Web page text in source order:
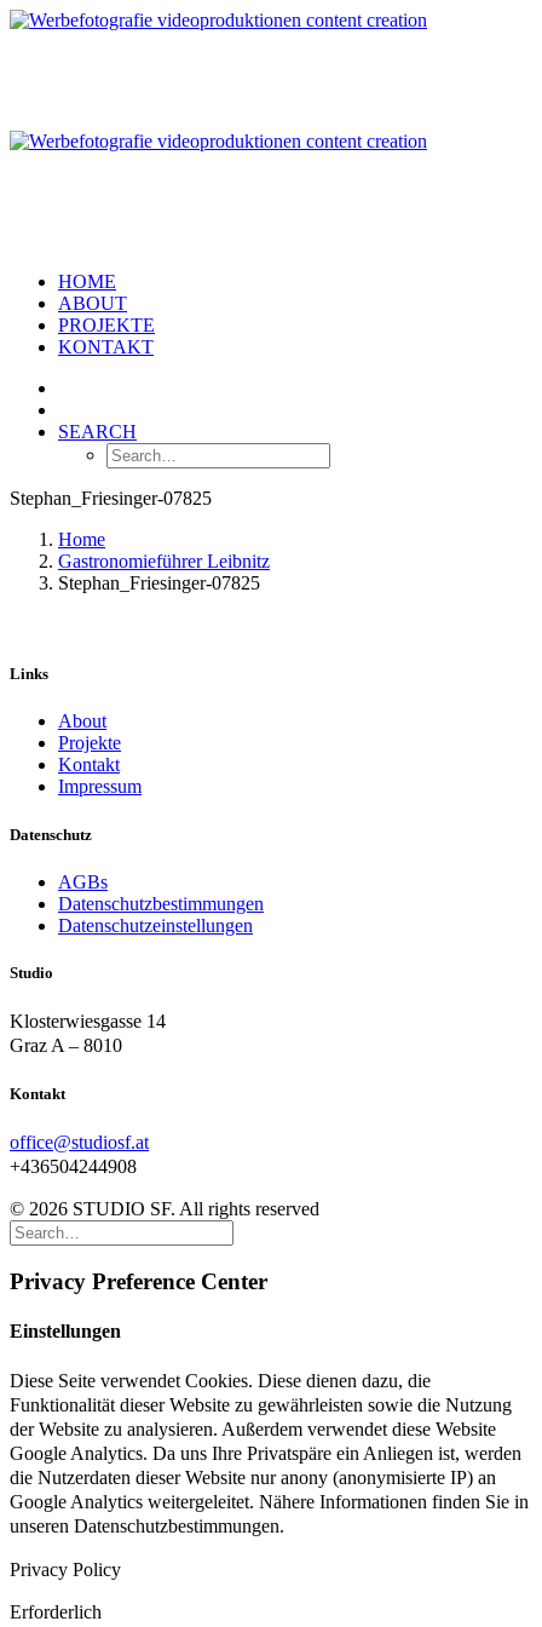
HOME
ABOUT
PROJEKTE
KONTAKT
SEARCH
Stephan_Friesinger-07825
Home
Gastronomieführer Leibnitz
Stephan_Friesinger-07825
Links
About
Projekte
Kontakt
Impressum
Datenschutz
AGBs
Datenschutzbestimmungen
Datenschutzeinstellungen
Studio
Klosterwiesgasse 14
Graz A – 8010
Kontakt
office@studiosf.at
+436504244908
© 2026 STUDIO SF. All rights reserved
Privacy Preference Center
Einstellungen
Diese Seite verwendet Cookies. Diese dienen dazu, die
Funktionalität dieser Website zu gewährleisten sowie die Nutzung
der Website zu analysieren. Außerdem verwendet diese Website
Google Analytics. Da uns Ihre Privatspäre ein Anliegen ist, werden
die Nutzerdaten dieser Website nur anony (anonymisierte IP) an
Google Analytics weitergeleitet. Nähere Informationen finden Sie in
unseren Datenschutzbestimmungen.
Privacy Policy
Erforderlich